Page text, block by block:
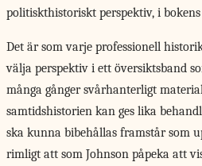
politiskthistoriskt perspektiv, i
Det är som varje professionell
välja perspektiv i ett översiktsband
många gånger svårhanterligt
samtidshistorien kan ges lika
ska kunna bibehållas framstår som
rimligt att som Johnson påpeka att